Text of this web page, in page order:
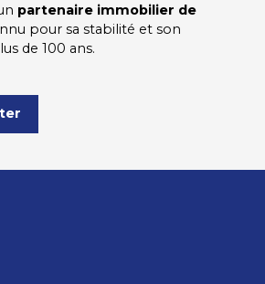
partenaire immobilier de
pour sa stabilité et son
de 100 ans.